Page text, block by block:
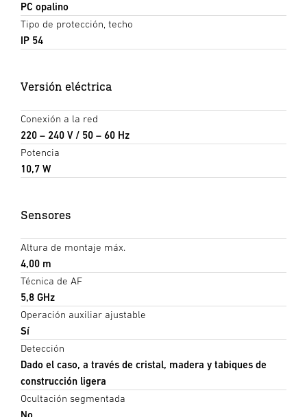
PC opalino
Tipo de protección, techo
IP 54
Versión eléctrica
Conexión a la red
220 – 240 V / 50 – 60 Hz
Potencia
10,7 W
Sensores
Altura de montaje máx.
4,00 m
Técnica de AF
5,8 GHz
Operación auxiliar ajustable
Sí
Detección
Dado el caso, a través de cristal, madera y tabiques de
construcción ligera
Ocultación segmentada
No